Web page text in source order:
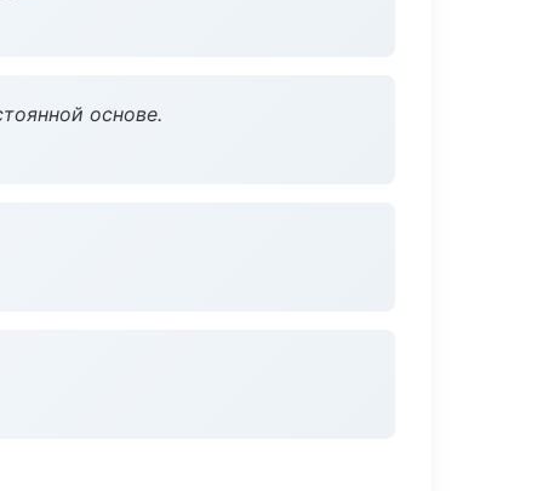
основе.